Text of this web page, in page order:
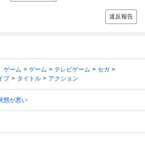
違反報告
ゲーム ゲーム テレビゲーム
セガ
ブ
タイトル アクション
態が悪い